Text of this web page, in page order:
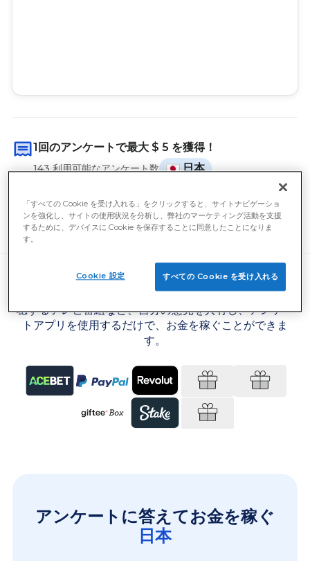
1回のアンケートで最大 $ 5 を獲得！
143 利用可能なアンケート数 日本
昨日、ユーザーは平均的に$ 11を獲得しました。
キャッシュアウト可能な最低金額$ 5
現在の出来事、使用している食器洗い用洗剤、好んで視
聴するテレビ番組など、自分の意見を共有し、アンケー
トアプリを使用するだけで、お金を稼ぐことができま
す。
アンケートに答えてお金を稼ぐ
日本
「すべての Cookie を受け入れる」をクリックすると、サイトナビゲーショ
ンを強化し、サイトの使用状況を分析し、弊社のマーケティング活動を支援
するために、デバイスに Cookie を保存することに同意したことになりま
す。
すべての Cookie を受け入れる
Cookie 設定